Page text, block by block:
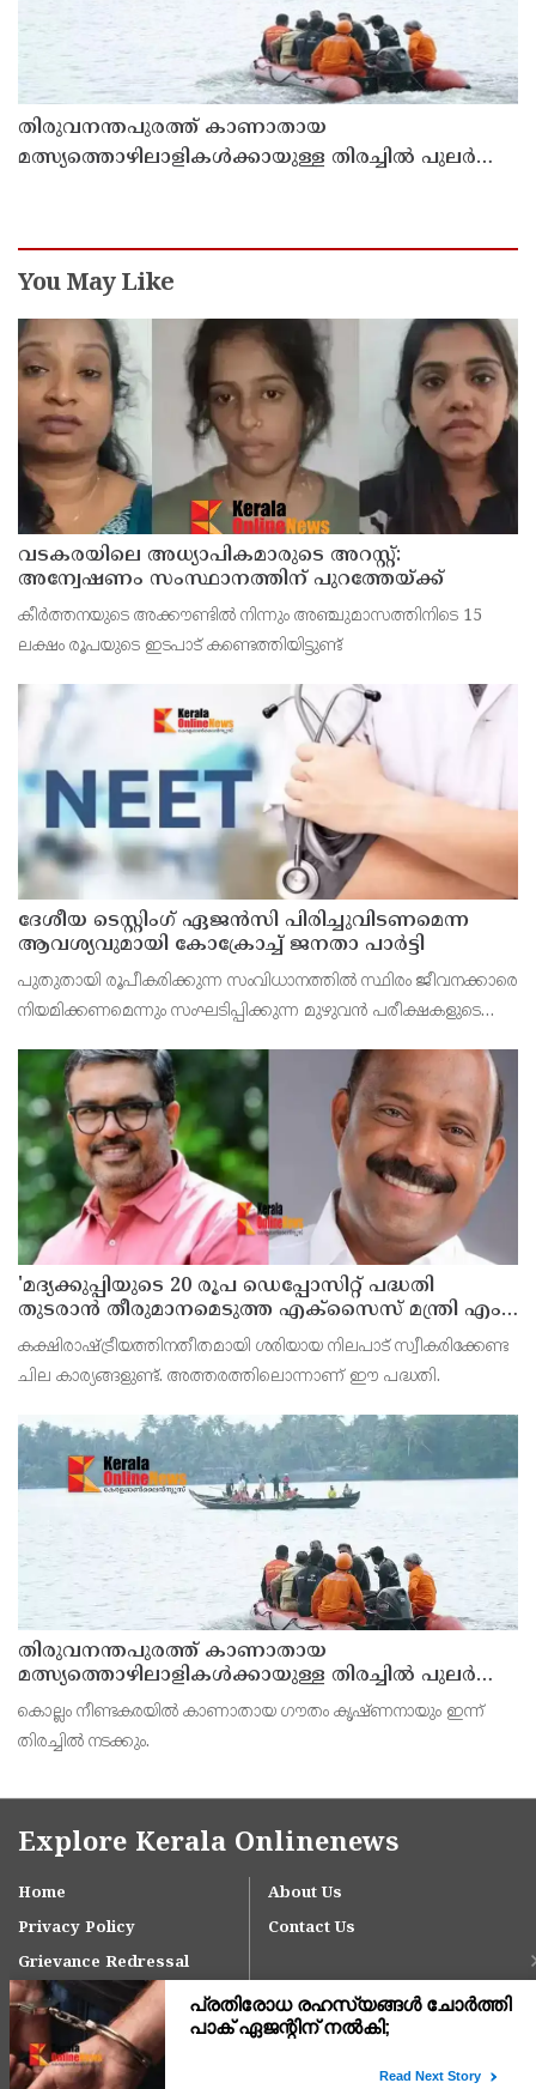
തിരുവനന്തപുരത്ത് കാണാതായ
മത്സ്യത്തൊഴിലാളികള്‍ക്കായുള്ള തിരച്ചില്‍ പുലര്‍ച്ചെ
You May Like
വടകരയിലെ അധ്യാപികമാരുടെ അറസ്റ്റ്:
അന്വേഷണം സംസ്ഥാനത്തിന് പുറത്തേയ്ക്ക്
കീര്‍ത്തനയുടെ അക്കൗണ്ടില്‍ നിന്നും അഞ്ചുമാസത്തിനിടെ 15
ലക്ഷം രൂപയുടെ ഇടപാട് കണ്ടെത്തിയിട്ടുണ്ട്
ദേശീയ ടെസ്റ്റിംഗ് ഏജന്‍സി പിരിച്ചുവിടണമെന്ന
ആവശ്യവുമായി കോക്രോച്ച് ജനതാ പാര്‍ട്ടി
പുതുതായി രൂപീകരിക്കുന്ന സംവിധാനത്തില്‍ സ്ഥിരം ജീവനക്കാരെ
നിയമിക്കണമെന്നും സംഘടിപ്പിക്കുന്ന മുഴുവന്‍ പരീക്ഷകളുടെയും
അഷുതോഷ് റാങ്ക ആവശ്യപ്പെട്ടു.
'മദ്യക്കുപ്പിയുടെ 20 രൂപ ഡെപ്പോസിറ്റ് പദ്ധതി
തുടരാന്‍ തീരുമാനമെടുത്ത എക്സൈസ് മന്ത്രി എം
ലിജുവിന് നന്ദി'; അഭിനന്ദിച്ച് മുന്‍ മന്ത്രി എം ബി
രാജേഷ്
കക്ഷിരാഷ്ട്രീയത്തിനതീതമായി ശരിയായ നിലപാട് സ്വീകരിക്കേണ്ട
ചില കാര്യങ്ങളുണ്ട്. അത്തരത്തിലൊന്നാണ് ഈ പദ്ധതി.
തിരുവനന്തപുരത്ത് കാണാതായ
മത്സ്യത്തൊഴിലാളികള്‍ക്കായുള്ള തിരച്ചില്‍ പുലര്‍ച്ചെ
തുടങ്ങി
കൊല്ലം നീണ്ടകരയില്‍ കാണാതായ ഗൗതം കൃഷ്ണനായും ഇന്ന്
തിരച്ചില്‍ നടക്കും.
Explore Kerala Onlinenews
Home
About Us
Privacy Policy
Contact Us
Grievance Redressal